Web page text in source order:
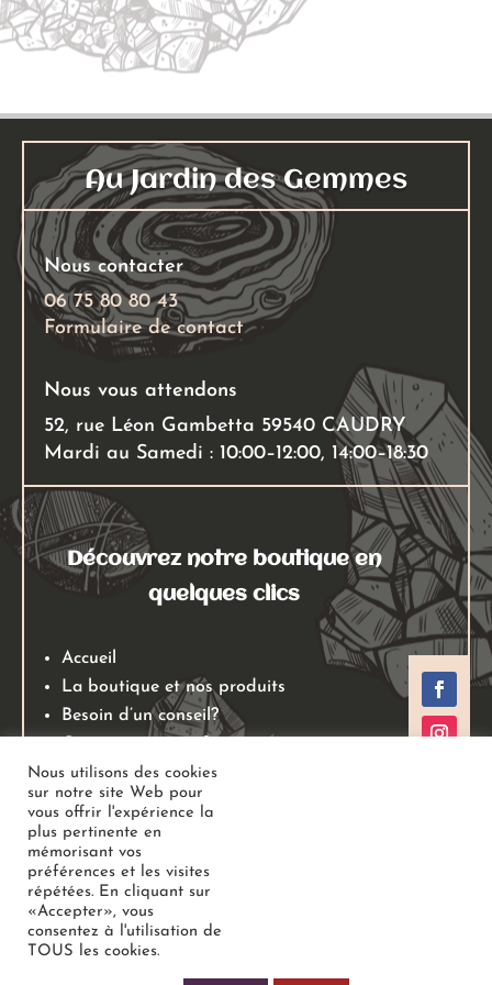
Au Jardin des Gemmes
Nous contacter
06 75 80 80 43
Formulaire de contact
Nous vous attendons
52, rue Léon Gambetta 59540 CAUDRY
Mardi au Samedi : 10:00–12:00, 14:00–18:30
Découvrez notre boutique en
quelques clics
Accueil
La boutique et nos produits
Besoin d’un conseil?
Mentions légales
Conditions générales de ventes
Politiques de retours
Politique de confidentialité
Copyright Au Jardin des Gemmes
Nous utilisons des cookies
sur notre site Web pour
vous offrir l'expérience la
plus pertinente en
mémorisant vos
préférences et les visites
répétées. En cliquant sur
«Accepter», vous
consentez à l'utilisation de
TOUS les cookies.